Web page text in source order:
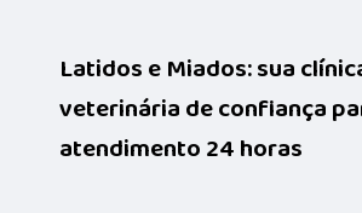
Latidos e Miados: sua
veterinária de confiança
atendimento 24 horas